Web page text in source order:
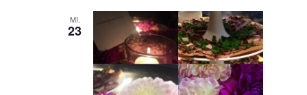
MI.
23